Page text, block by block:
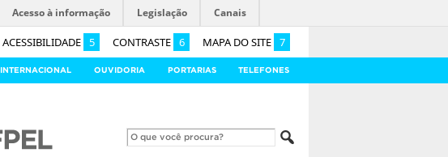
ACESSIBILIDADE 5 CONTRASTE 6 MAPA DO SITE 7
Acesso à informação Legislação Canais
INTERNACIONAL OUVIDORIA PORTARIAS TELEFONES